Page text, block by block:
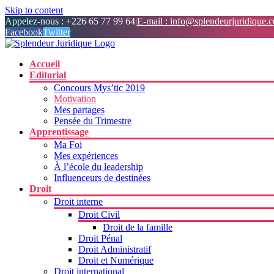
Skip to content
Appelez-nous : +226 65 77 99 64|E-mail :
FacebookTwitter
Accueil
Editorial
Concours Mys’tic 2019
Motivation
Mes partages
Pensée du Trimestre
Apprentissage
Ma Foi
Mes expériences
À l’école du leadership
Influenceurs de destinées
Droit
Droit interne
Droit Civil
Droit de la famille
Droit Pénal
Droit Administratif
Droit et Numérique
Droit international